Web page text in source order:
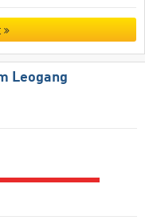
Leogang